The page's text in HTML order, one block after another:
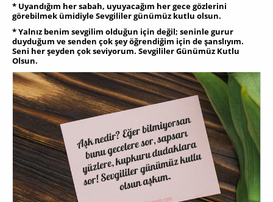
* Uyandığım her sabah, uyuyacağım her gece gözlerini
görebilmek ümidiyle Sevgililer günümüz kutlu olsun.
* Yalnız benim sevgilim olduğun için değil; seninle gurur
duyduğum ve senden çok şey öğrendiğim için de şanslıyım.
Seni her şeyden çok seviyorum. Sevgililer Günümüz Kutlu
Olsun.